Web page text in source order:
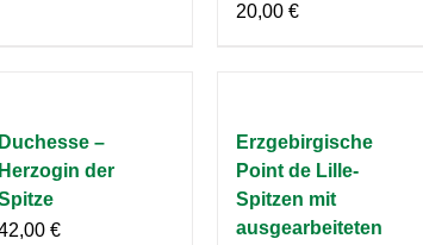
20,00 €
Duchesse –
Herzogin der
€
Erzgebirgische
Point de Lille-
Spitzen mit
ausgearbeiteten